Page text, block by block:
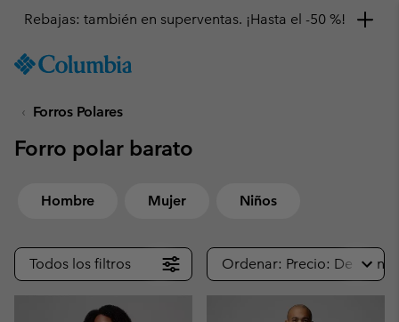
TO
SKIP
MAIN
SKIP
Consigue un 10 % de descuento
Forros Polares
Forro polar barato
Hombre Mujer Niños
Todos los filtros Ordenar: Precio: De